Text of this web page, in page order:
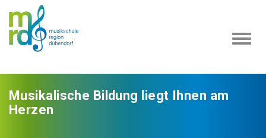
Musikalische Bildung liegt Ihnen am
Herzen